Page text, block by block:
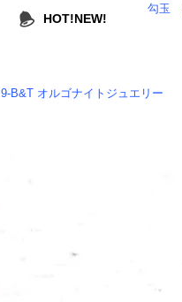
HOT!NEW!
勾玉
9-B&T オルゴナイトジュエリー